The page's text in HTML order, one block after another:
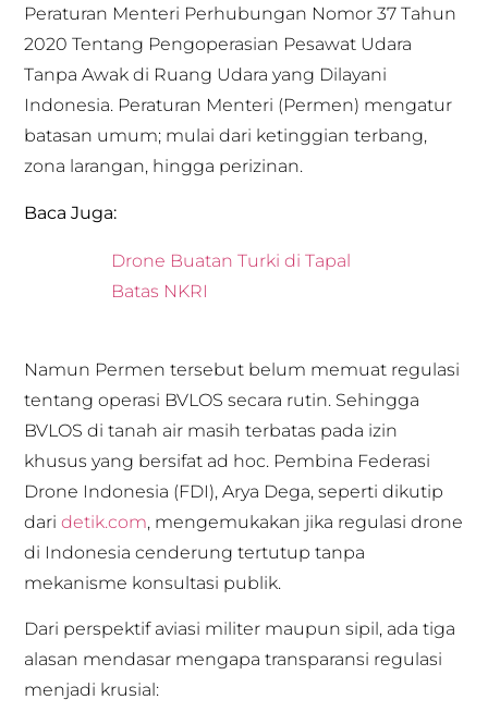
Peraturan Menteri Perhubungan Nomor 37 Tahun
2020 Tentang Pengoperasian Pesawat Udara
Tanpa Awak di Ruang Udara yang Dilayani
Indonesia. Peraturan Menteri (Permen) mengatur
batasan umum; mulai dari ketinggian terbang,
zona larangan, hingga perizinan.
Baca Juga:
Drone Buatan Turki di Tapal
Batas NKRI
Namun Permen tersebut belum memuat regulasi
tentang operasi BVLOS secara rutin. Sehingga
BVLOS di tanah air masih terbatas pada izin
khusus yang bersifat ad hoc. Pembina Federasi
Drone Indonesia (FDI), Arya Dega, seperti dikutip
daridetik.com, mengemukakan jika regulasi drone
di Indonesia cenderung tertutup tanpa
mekanisme konsultasi publik.
Dari perspektif aviasi militer maupun sipil, ada tiga
alasan mendasar mengapa transparansi regulasi
menjadi krusial: